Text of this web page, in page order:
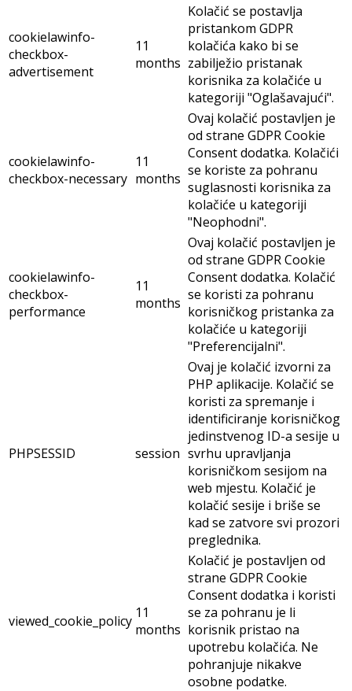
cookielawinfo-
checkbox-
advertisement
11
months
Kolačić se postavlja
pristankom GDPR
kolačića kako bi se
zabilježio pristanak
korisnika za kolačiće u
kategoriji "Oglašavajući".
cookielawinfo-
checkbox-necessary
11
months
Ovaj kolačić postavljen je
od strane GDPR Cookie
Consent dodatka. Kolačići
se koriste za pohranu
suglasnosti korisnika za
kolačiće u kategoriji
"Neophodni".
cookielawinfo-
checkbox-
performance
11
months
Ovaj kolačić postavljen je
od strane GDPR Cookie
Consent dodatka. Kolačić
se koristi za pohranu
korisničkog pristanka za
kolačiće u kategoriji
"Preferencijalni".
PHPSESSID session
Ovaj je kolačić izvorni za
PHP aplikacije. Kolačić se
koristi za spremanje i
identificiranje korisničkog
jedinstvenog ID-a sesije u
svrhu upravljanja
korisničkom sesijom na
web mjestu. Kolačić je
kolačić sesije i briše se
kad se zatvore svi prozori
preglednika.
viewed_cookie_policy 11
months
Kolačić je postavljen od
strane GDPR Cookie
Consent dodatka i koristi
se za pohranu je li
korisnik pristao na
upotrebu kolačića. Ne
pohranjuje nikakve
osobne podatke.